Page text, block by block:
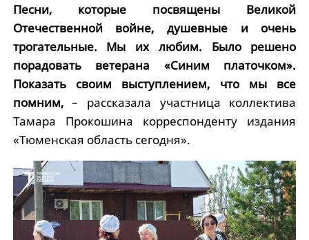
Песни, которые посвящены Великой
Отечественной войне, душевные и очень
трогательные. Мы их любим. Было решено
порадовать ветерана «Синим платочком».
Показать своим выступлением, что мы все
помним,– рассказала участница коллектива
Тамара Прокошина корреспонденту издания
«Тюменская область сегодня».